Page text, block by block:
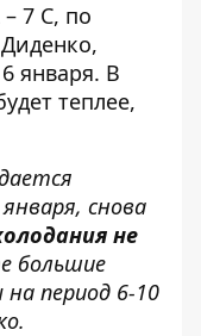
7 С, по
января. В
теплее,
снова
не
большие
период 6-10
.